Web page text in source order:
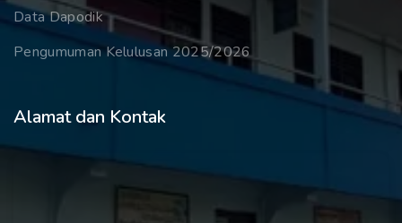
Data Dapodik
Pengumuman Kelulusan 2025/2026
Alamat dan Kontak